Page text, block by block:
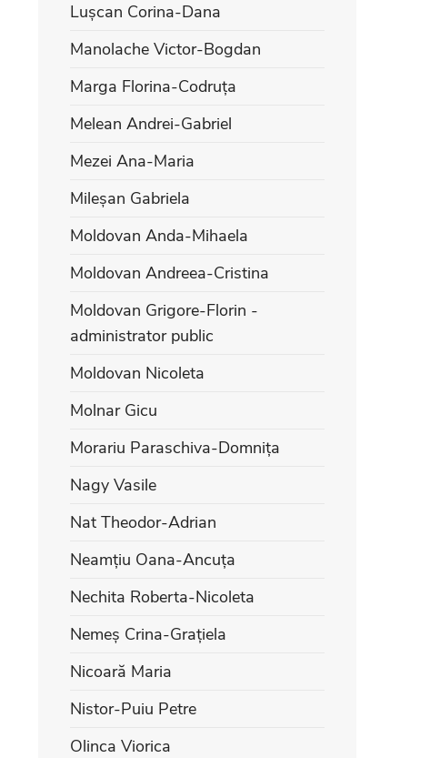
Lușcan Corina-Dana
Manolache Victor-Bogdan
Marga Florina-Codruța
Melean Andrei-Gabriel
Mezei Ana-Maria
Mileșan Gabriela
Moldovan Anda-Mihaela
Moldovan Andreea-Cristina
Moldovan Grigore-Florin -
administrator public
Moldovan Nicoleta
Molnar Gicu
Morariu Paraschiva-Domnița
Nagy Vasile
Nat Theodor-Adrian
Neamțiu Oana-Ancuța
Nechita Roberta-Nicoleta
Nemeș Crina-Grațiela
Nicoară Maria
Nistor-Puiu Petre
Olinca Viorica